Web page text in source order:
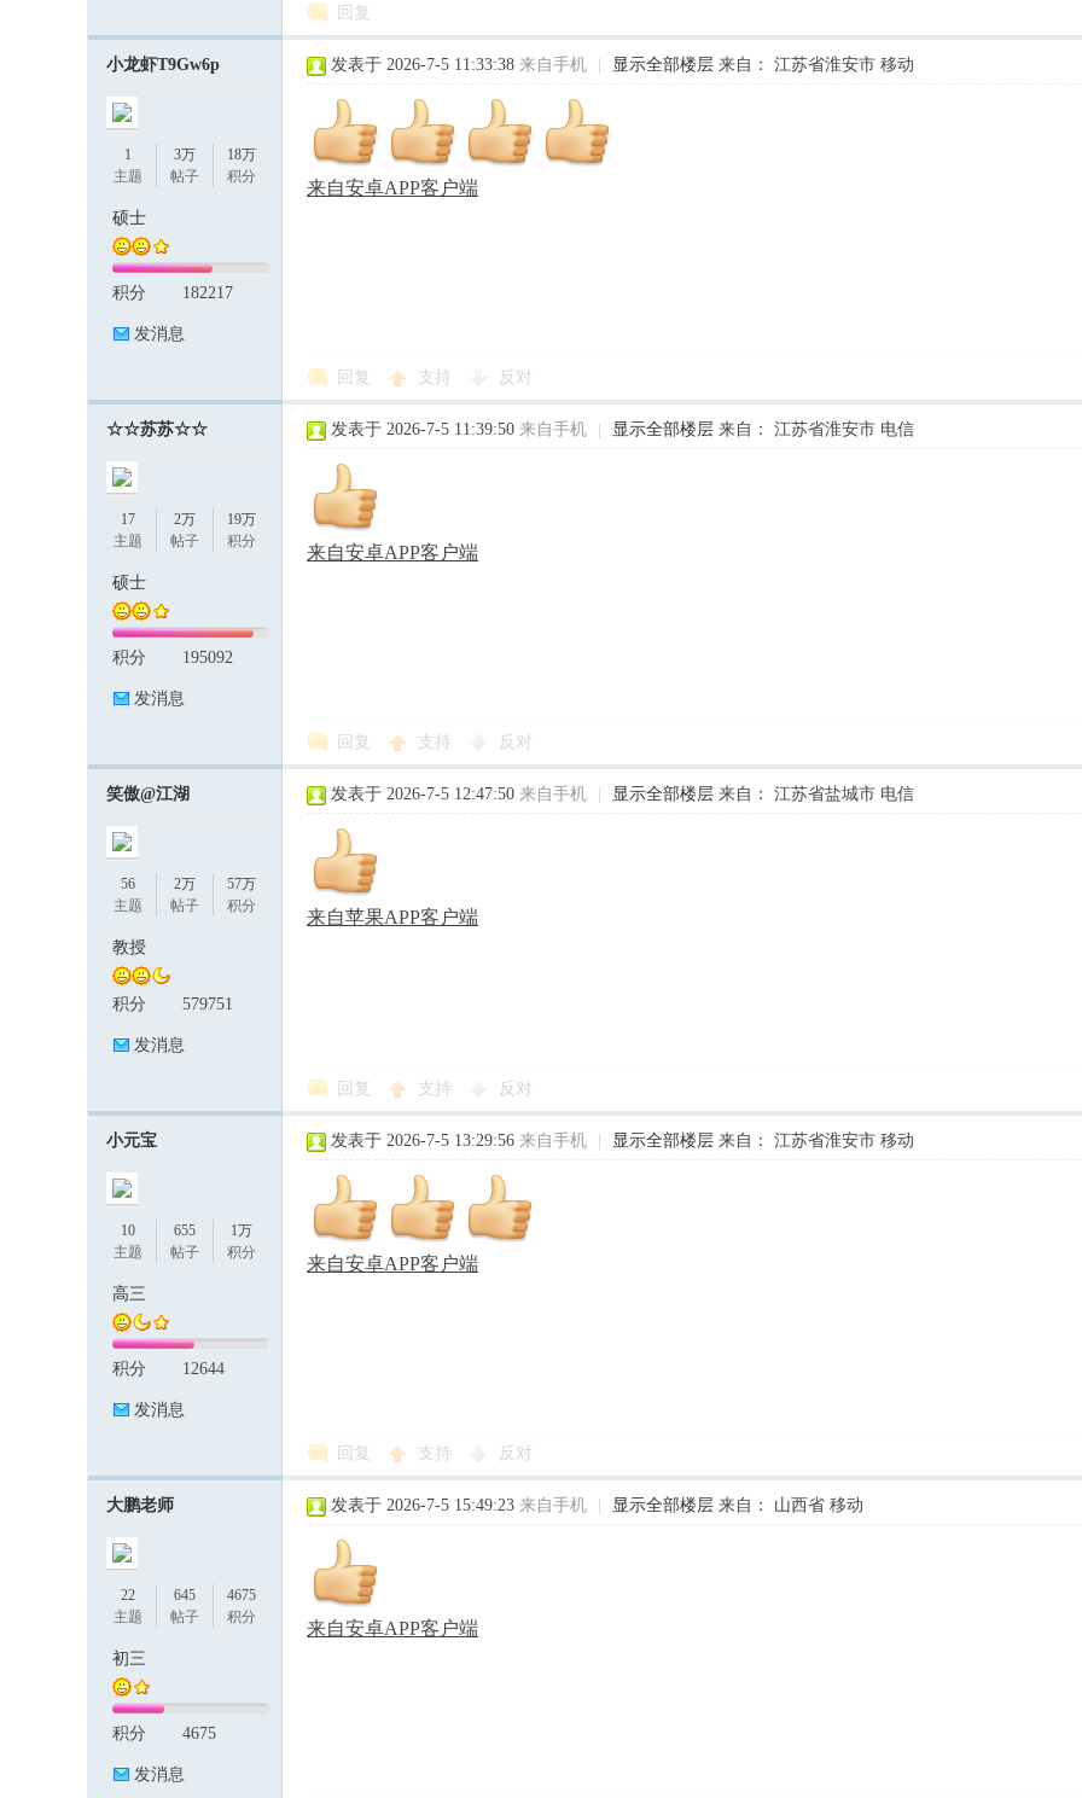
回复
小龙虾T9Gw6p
1
主题
3万
帖子
18万
积分
硕士
积分 182217
发消息
发表于 2026-7-5 11:33:38 来自手机 显示全部楼层 来自： 江苏省淮安市 移动
来自安卓APP客户端
回复 支持 反对
☆☆苏苏☆☆
17
主题
2万
帖子
19万
积分
硕士
积分 195092
发消息
发表于 2026-7-5 11:39:50 来自手机 显示全部楼层 来自： 江苏省淮安市 电信
来自安卓APP客户端
回复 支持 反对
笑傲@江湖
56
主题
2万
帖子
57万
积分
教授
积分 579751
发消息
发表于 2026-7-5 12:47:50 来自手机 显示全部楼层 来自： 江苏省盐城市 电信
来自苹果APP客户端
回复 支持 反对
小元宝
10
主题
655
帖子
1万
积分
高三
积分 12644
发消息
发表于 2026-7-5 13:29:56 来自手机 显示全部楼层 来自： 江苏省淮安市 移动
来自安卓APP客户端
回复 支持 反对
大鹏老师
22
主题
645
帖子
4675
积分
初三
积分 4675
发消息
发表于 2026-7-5 15:49:23 来自手机 显示全部楼层 来自： 山西省 移动
来自安卓APP客户端